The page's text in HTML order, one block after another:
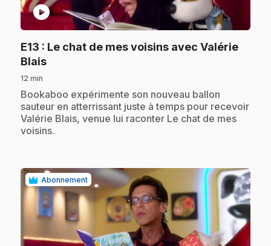
play_circle
E13 : Le chat de mes voisins avec Valérie
Blais.
12 min
.Bookaboo expérimente son nouveau ballon
sauteur en atterrissant juste à temps pour recevoir
Valérie Blais, venue lui raconter Le chat de mes
voisins.
Abonnement